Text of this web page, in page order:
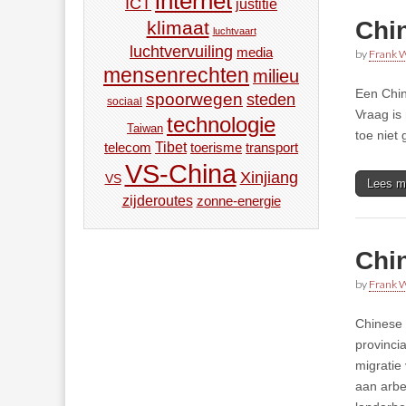
by Frank
Een
Vraag
toe niet
Lees
by Frank
migratie
aan
ICT justitie
klimaat luchtvaart
luchtvervuiling media
mensenrechten milieu
sociaal spoorwegen steden
Taiwan technologie
telecom Tibet toerisme transport
VS VS-China Xinjiang
zijderoutes zonne-energie